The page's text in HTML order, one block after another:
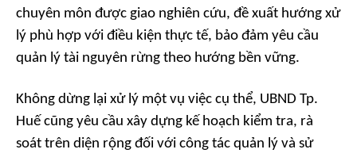
chuyên môn được giao nghiên cứu, đề xuất hướng xử
lý phù hợp với điều kiện thực tế, bảo đảm yêu cầu
quản lý tài nguyên rừng theo hướng bền vững.
Không dừng lại xử lý một vụ việc cụ thể, UBND Tp.
Huế cũng yêu cầu xây dựng kế hoạch kiểm tra, rà
soát trên diện rộng đối với công tác quản lý và sử